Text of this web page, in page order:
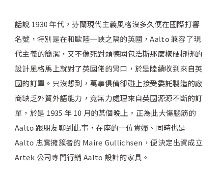
話說 1930 年代，芬蘭現代主義風格沒多久便在國際打響
名號，特別是在和歐陸一峽之隔的英國，Aalto 兼容了現
代主義的簡潔，又不像死對頭德國包浩斯那麼樣硬梆梆的
設計風格馬上就對了英國佬的胃口，於是陸續收到來自英
國的訂單。只沒想到，萬事俱備卻碰上接受委託製造的廠
商缺乏外貿外語能力，竟無力處理來自英國源源不斷的訂
單，於是 1935 年 10 月的某個晚上，正為此大傷腦筋的
Aalto 跟朋友聊到此事，在座的一位貴婦、同時也是
Aalto 忠實擁簇者的 Maire Gullichsen，便決定出資成立
Artek 公司專門行銷 Aalto 設計的家具。